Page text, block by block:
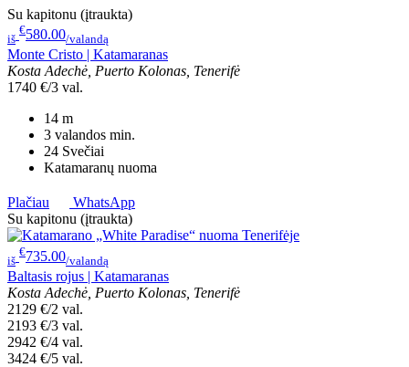
Su kapitonu (įtraukta)
iš
€580.00/valandą
Monte Cristo | Katamaranas
Kosta Adechė, Puerto Kolonas, Tenerifė
1740 €/3 val.
14 m
3 valandos min.
24 Svečiai
Katamaranų nuoma
Plačiau
WhatsApp
Su kapitonu (įtraukta)
iš
€735.00/valandą
Baltasis rojus | Katamaranas
Kosta Adechė, Puerto Kolonas, Tenerifė
2129 €/2 val.
2193 €/3 val.
2942 €/4 val.
3424 €/5 val.